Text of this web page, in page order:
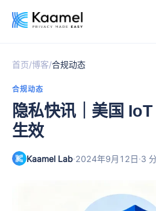
首页/博客/合规动态
合规动态
隐私快讯｜美国
生效
Kaamel Lab·2024年9月12日·3